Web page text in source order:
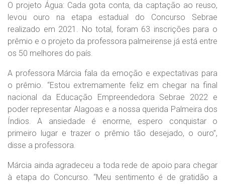
O projeto Água: Cada gota conta, da captação ao reuso,
levou ouro na etapa estadual do Concurso Sebrae
realizado em 2021. No total, foram 63 inscrições para o
prêmio e o projeto da professora palmeirense já está entre
os 50 melhores do país.
A professora Márcia fala da emoção e expectativas para
o prêmio. “Estou extremamente feliz em chegar na final
nacional da Educação Empreendedora Sebrae 2022 e
poder representar Alagoas e a nossa querida Palmeira dos
Índios. A ansiedade é enorme, espero conquistar o
primeiro lugar e trazer o prêmio tão desejado, o ouro”,
disse a professora.
Márcia ainda agradeceu a toda rede de apoio para chegar
à etapa do Concurso. “Meu sentimento é de gratidão a